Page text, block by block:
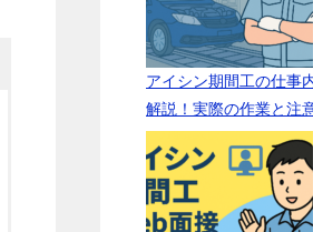
アイシン期間工の仕事
解説！実際の作業と注